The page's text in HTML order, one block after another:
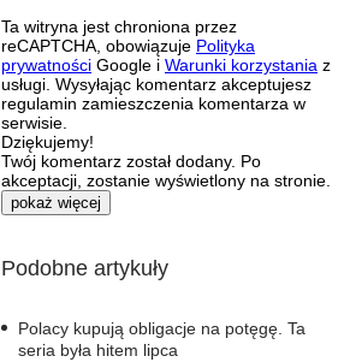
Ta witryna jest chroniona przez
reCAPTCHA, obowiązuje Polityka
prywatności Google i Warunki korzystania z
usługi. Wysyłając komentarz akceptujesz
regulamin zamieszczenia komentarza w
serwisie.
Dziękujemy!
Twój komentarz został dodany. Po
akceptacji, zostanie wyświetlony na stronie.
pokaż więcej
Podobne artykuły
Polacy kupują obligacje na potęgę. Ta
seria była hitem lipca